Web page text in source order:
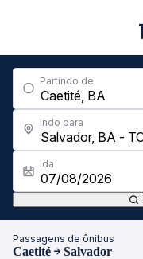
Partindo de
Indo para
Ida
Passagens de ônibus
Caetité Salvador